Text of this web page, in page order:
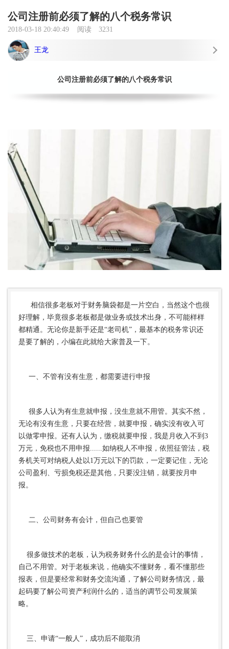
公司注册前必须了解的八个税务常识
2018-03-18 20:40:49 阅读 3231
王龙
公司注册前必须了解的八个税务常识
相信很多老板对于财务脑袋都是一片空白，当然这个也很
好理解，毕竟很多老板都是做业务或技术出身，不可能样样
都精通。无论你是新手还是“老司机”，最基本的税务常识还
是要了解的，小编在此就给大家普及一下。
一、不管有没有生意，都需要进行申报
很多人认为有生意就申报，没生意就不用管。其实不然，
无论有没有生意，只要在经营，就要申报，确实没有收入可
以做零申报。还有人认为，缴税就要申报，我是月收入不到3
万元，免税也不用申报......如纳税人不申报，依照征管法，税
务机关可对纳税人处以1万元以下的罚款，一定要记住，无论
公司盈利、亏损免税还是其他，只要没注销，就要按月申
报。
二、公司财务有会计，但自己也要管
很多做技术的老板，认为税务财务什么的是会计的事情，
自己不用管。对于老板来说，他确实不懂财务，看不懂那些
报表，但是要经常和财务交流沟通，了解公司财务情况，最
起码要了解公司资产利润什么的，适当的调节公司发展策
略。
三、申请“一般人”，成功后不能取消